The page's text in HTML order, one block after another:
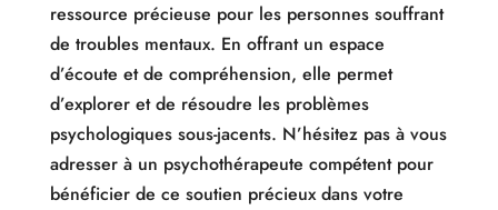
ressource précieuse pour les personnes souffrant
de troubles mentaux. En offrant un espace
d’écoute et de compréhension, elle permet
d’explorer et de résoudre les problèmes
psychologiques sous-jacents. N’hésitez pas à vous
adresser à un psychothérapeute compétent pour
bénéficier de ce soutien précieux dans votre